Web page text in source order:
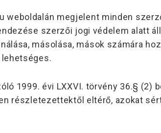
weboldalán megjelent minden
szerzői jogi védelem alatt
másolása, mások számára
1999. évi LXXVI. törvény 36.§
részletezettektől eltérő, azokat